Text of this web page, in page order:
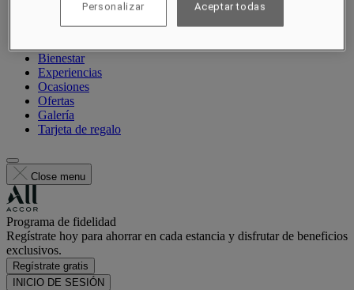
Habitaciones y suites
Bienestar
Experiencias
Ocasiones
Ofertas
Galería
Tarjeta de regalo
Close menu
Programa de fidelidad
Regístrate hoy para ahorrar en cada estancia y disfrutar de beneficios
exclusivos.
Regístrate gratis
INICIO DE SESIÓN
Personalizar Aceptar todas